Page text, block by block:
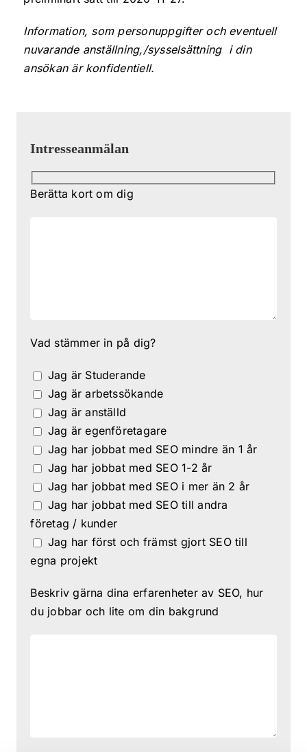
Information, som personuppgifter och eventuell
nuvarande anställning,/sysselsättning i din
ansökan är konfidentiell.
Intresseanmälan
Berätta kort om dig
Vad stämmer in på dig?
Jag är Studerande
Jag är arbetssökande
Jag är anställd
Jag är egenföretagare
Jag har jobbat med SEO mindre än 1 år
Jag har jobbat med SEO 1-2 år
Jag har jobbat med SEO i mer än 2 år
Jag har jobbat med SEO till andra
företag / kunder
Jag har först och främst gjort SEO till
egna projekt
Beskriv gärna dina erfarenheter av SEO, hur
du jobbar och lite om din bakgrund